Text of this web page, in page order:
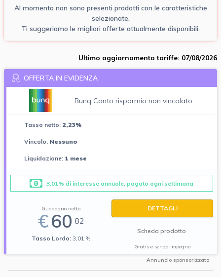
Al momento non sono presenti prodotti con le caratteristiche
selezionate.
Ti suggeriamo le migliori offerte attualmente disponibili.
Ultimo aggiornamento tariffe: 07/08/2026
OFFERTA IN EVIDENZA
Bunq Conto risparmio non vincolato
Tasso netto: 2,23%
Vincolo: Nessuno
Liquidazione: 1 mese
3,01% di interesse annuale, pagato ogni settimana
Guadagno netto
€60 82
Tasso Lordo:3,01 %
DETTAGLI
Scheda prodotto
Gratis e senza impegno
Annuncio sponsorizzato